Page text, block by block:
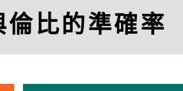
倫比的準確率